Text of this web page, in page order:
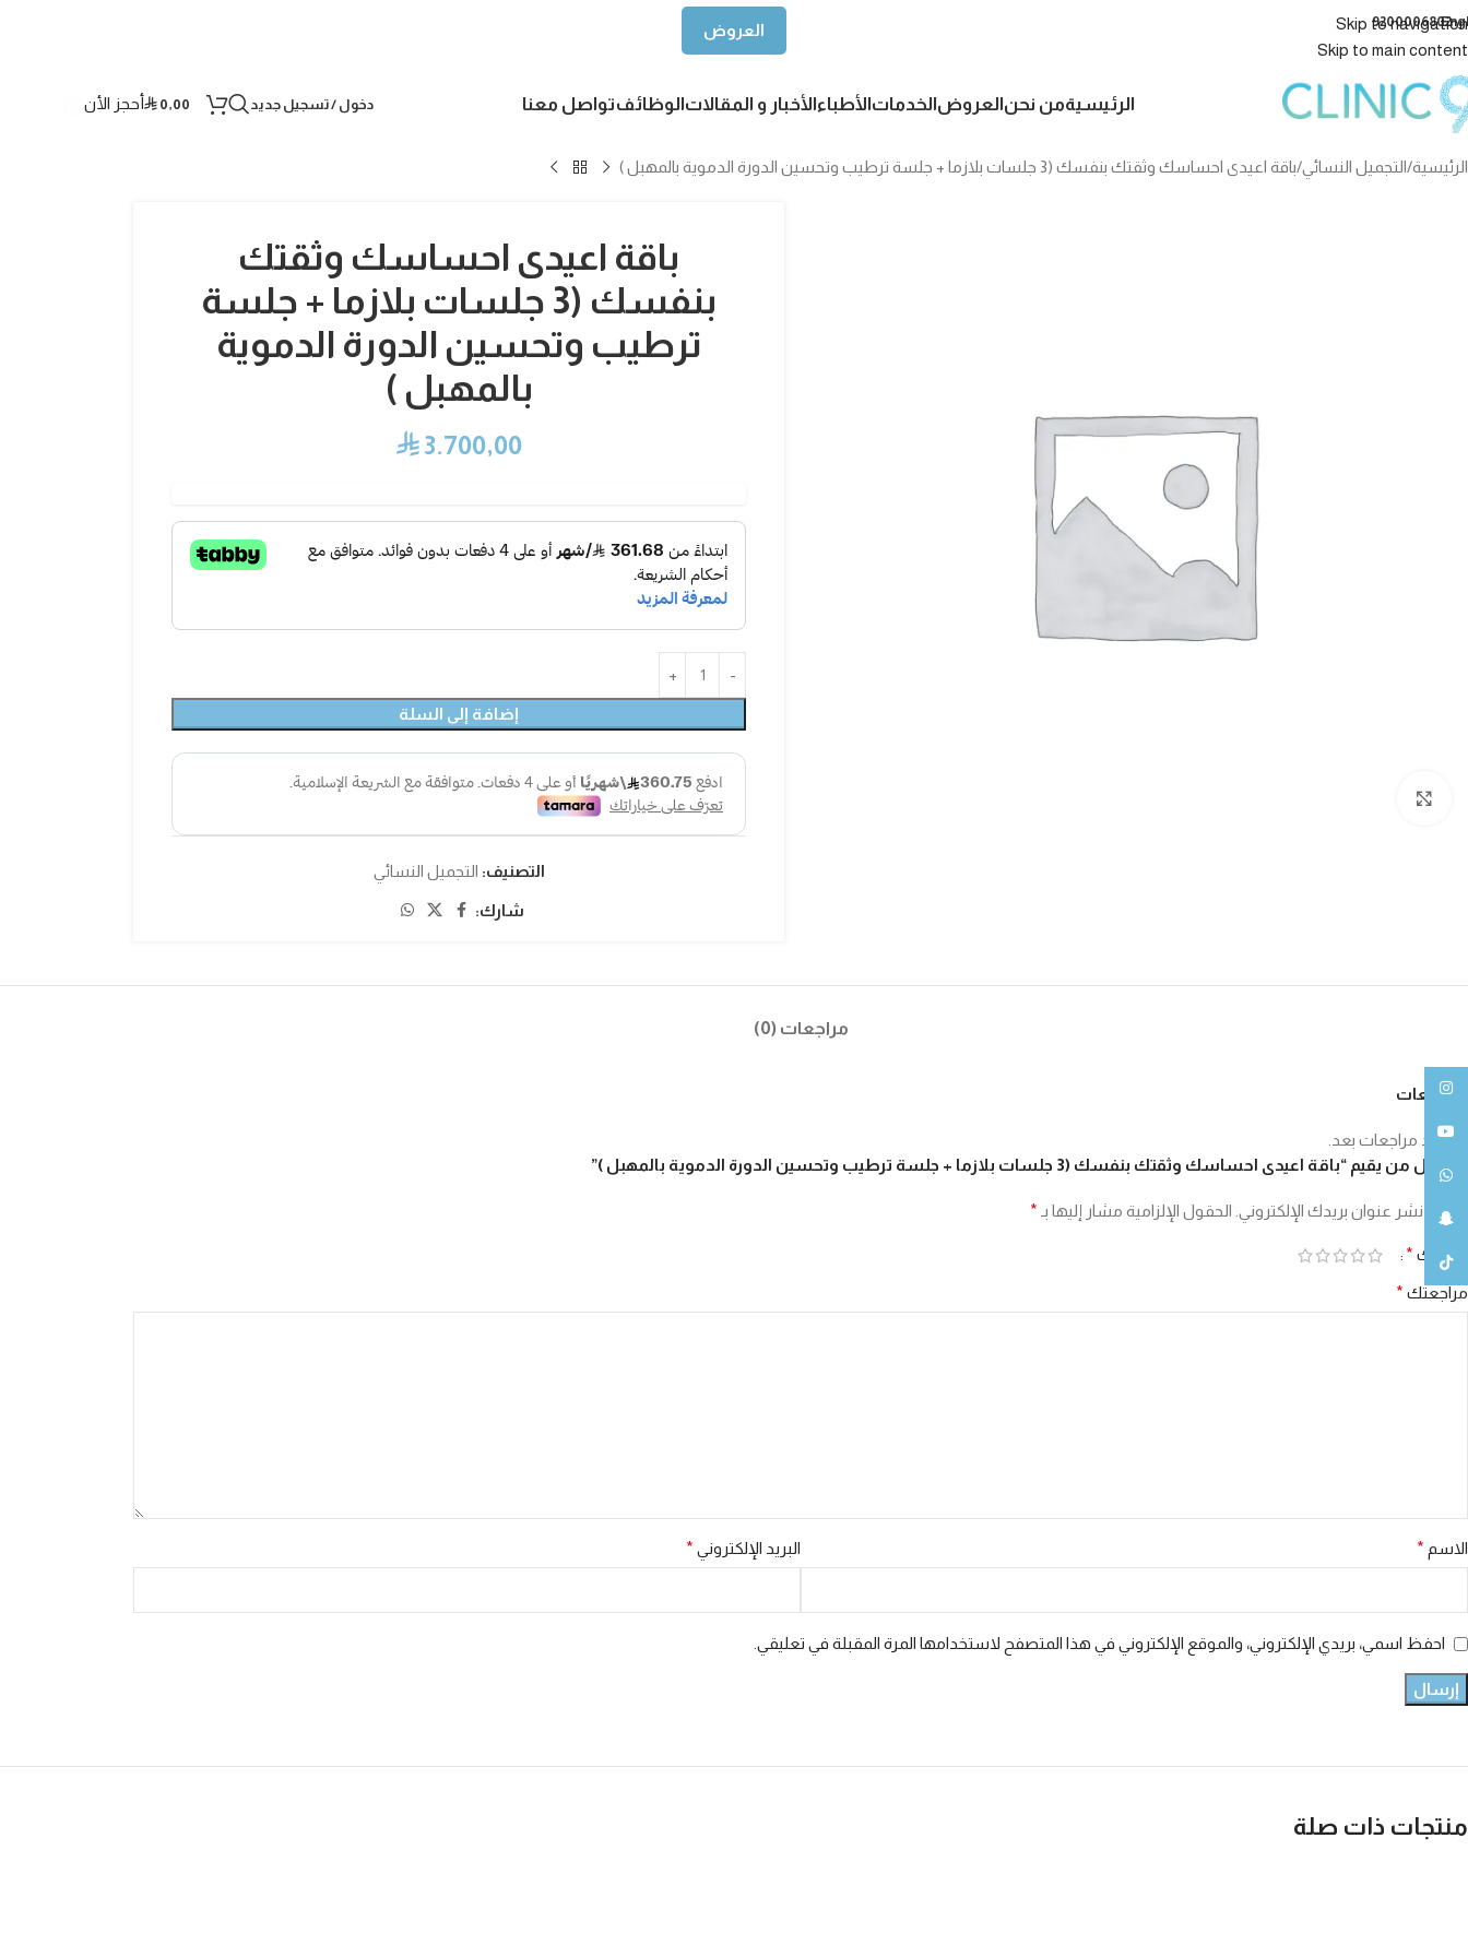
Skip to navigation
Skip to main content
9200006802 العروض
الرئيسيةمن نحنالعروضالخدماتالأطباءالأخبار و المقالاتالوظائفتواصل معنا دخول / تسجيل جديد ⃁ 0,00 أحجز الأن
الرئيسية التجميل النسائي باقة اعيدى احساسك وثقتك بنفسك (3 جلسات بلازما + جلسة ترطيب وتحسين الدورة الدموية بالمهبل )
باقة اعيدى احساسك وثقتك
بنفسك (3 جلسات بلازما + جلسة
ترطيب وتحسين الدورة الدموية
بالمهبل )
⃁3.700,00
إضافة إلى السلة
التصنيف: التجميل النسائي
شارك:
مراجعات (0)
المراجعات
لا توجد مراجعات بعد.
كن أول من يقيم “باقة اعيدى احساسك وثقتك بنفسك (3 جلسات بلازما + جلسة ترطيب وتحسين الدورة الدموية بالمهبل )”
لن يتم نشر عنوان بريدك الإلكتروني. الحقول الإلزامية مشار إليها بـ *
تقييمك *
مراجعتك *
الاسم * البريد الإلكتروني *
احفظ اسمي، بريدي الإلكتروني، والموقع الإلكتروني في هذا المتصفح لاستخدامها المرة المقبلة في تعليقي.
منتجات ذات صلة
انستغرام
يوتيوب
واتساب
سناب شات
تيك توك